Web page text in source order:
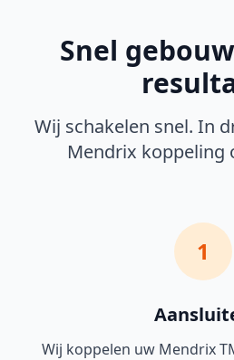
Snel
Wij schakelen snel. In
Mendrix koppeling
1
Wij koppelen uw Mendrix